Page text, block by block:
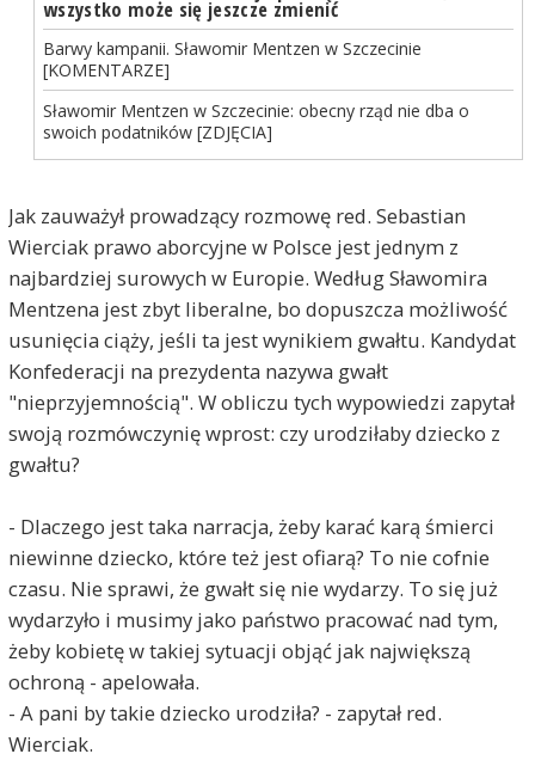
wszystko może się jeszcze zmienić
Barwy kampanii. Sławomir Mentzen w Szczecinie
[KOMENTARZE]
Sławomir Mentzen w Szczecinie: obecny rząd nie dba o
swoich podatników [ZDJĘCIA]
Jak zauważył prowadzący rozmowę red. Sebastian
Wierciak prawo aborcyjne w Polsce jest jednym z
najbardziej surowych w Europie. Według Sławomira
Mentzena jest zbyt liberalne, bo dopuszcza możliwość
usunięcia ciąży, jeśli ta jest wynikiem gwałtu. Kandydat
Konfederacji na prezydenta nazywa gwałt
"nieprzyjemnością". W obliczu tych wypowiedzi zapytał
swoją rozmówczynię wprost: czy urodziłaby dziecko z
gwałtu?
- Dlaczego jest taka narracja, żeby karać karą śmierci
niewinne dziecko, które też jest ofiarą? To nie cofnie
czasu. Nie sprawi, że gwałt się nie wydarzy. To się już
wydarzyło i musimy jako państwo pracować nad tym,
żeby kobietę w takiej sytuacji objąć jak największą
ochroną - apelowała.
- A pani by takie dziecko urodziła? - zapytał red.
Wierciak.